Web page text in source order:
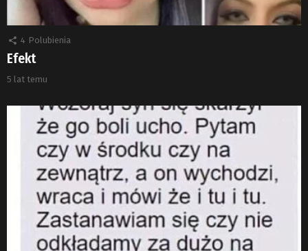
4 Polubienia
Efekt
5 lat temu